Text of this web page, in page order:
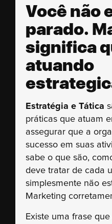
Você não
parado.
significa
atuando
Estratégia e Tática
práticas que atuam
assegurar que a
sucesso em suas
sabe o que são,
deve tratar de cada
simplesmente não
Marketing
Existe uma frase